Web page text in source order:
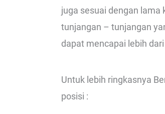
juga sesuai dengan lama
tunjangan – tunjangan
dapat mencapai lebih
Untuk lebih ringkasnya
posisi :